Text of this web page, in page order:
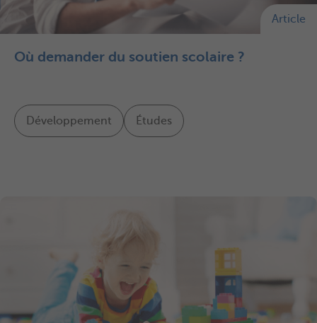
Article
Où demander du soutien scolaire ?
Développement Études